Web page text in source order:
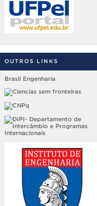
OUTROS LINKS
Brasil Engenharia